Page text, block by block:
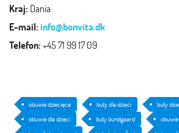
Kraj: Dania
E-mail:info@bonvita.dk
Telefon:+45 71 99 17 09
obuwie dziecięce buty dla dzieci
buty
obuwie dla dzieci
buty bundgaard